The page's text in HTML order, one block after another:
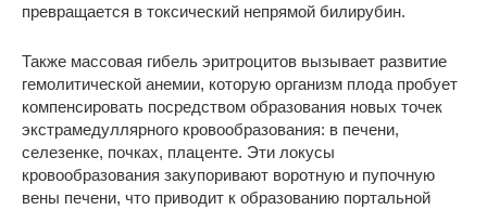
превращается в токсический непрямой билирубин.
Также массовая гибель эритроцитов вызывает развитие
гемолитической анемии, которую организм плода пробует
компенсировать посредством образования новых точек
экстрамедуллярного кровообразования: в печени,
селезенке, почках, плаценте. Эти локусы
кровообразования закупоривают воротную и пупочную
вены печени, что приводит к образованию портальной